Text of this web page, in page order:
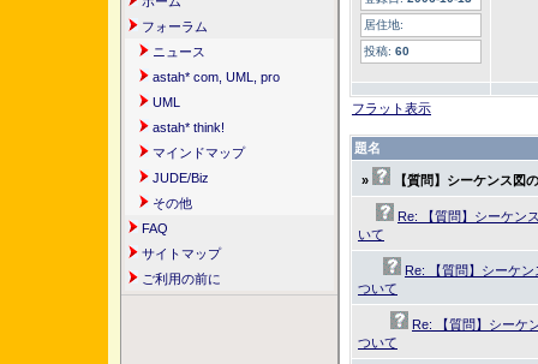
フォーラム
ニュース
astah* com, UML, pro
UML
astah* think!
マインドマップ
JUDE/Biz
その他
FAQ
サイトマップ
ご利用の前に
居住地:
投稿: 60
フラット表示
題名
» 【質問】シーケンス図
Re: 【質問】シーケン
いて
Re: 【質問】シーケ
ついて
Re: 【質問】シーケ
ついて